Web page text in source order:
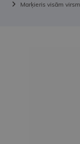
Marķieris visām